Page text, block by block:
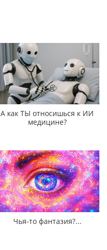
А как ТЫ относишься к ИИ
медицине?
Чья-то фантазия?...